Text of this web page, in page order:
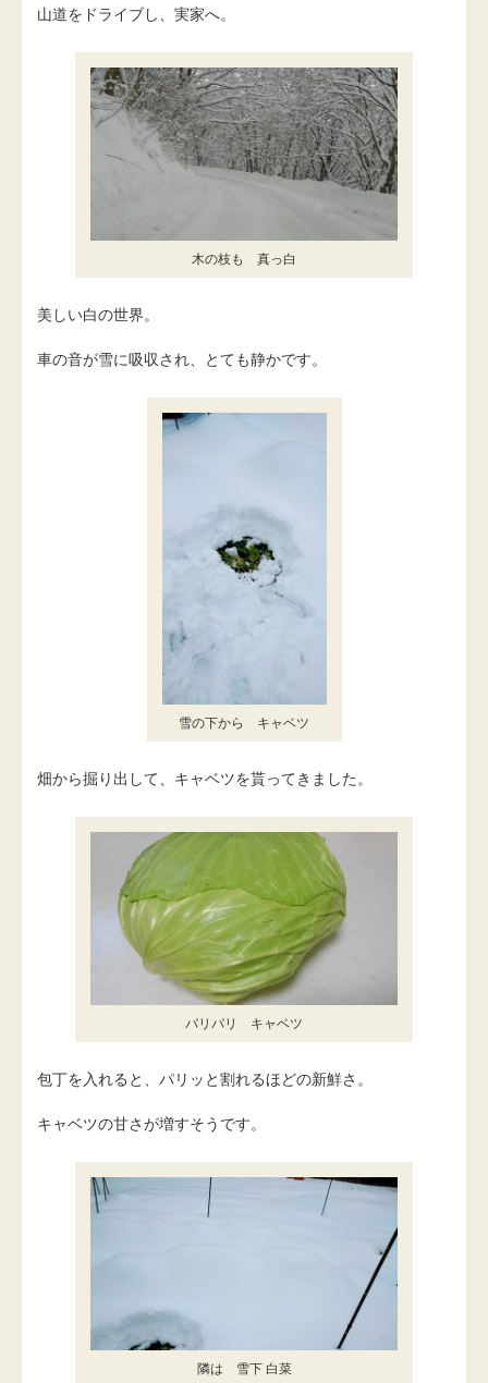
山道をドライブし、実家へ。
木の枝も 真っ白
美しい白の世界。
車の音が雪に吸収され、とても静かです。
雪の下から キャベツ
畑から掘り出して、キャベツを貰ってきました。
パリパリ キャベツ
包丁を入れると、パリッと割れるほどの新鮮さ。
キャベツの甘さが増すそうです。
隣は 雪下 白菜